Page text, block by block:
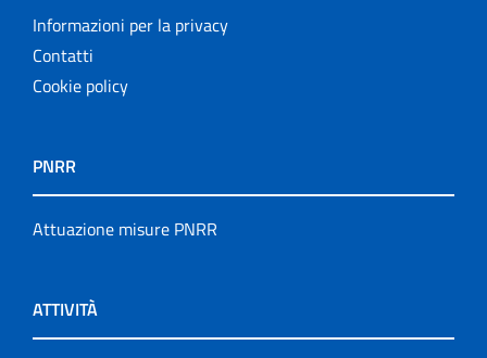
Informazioni per la privacy
Contatti
Cookie policy
PNRR
Attuazione misure PNRR
ATTIVITÀ